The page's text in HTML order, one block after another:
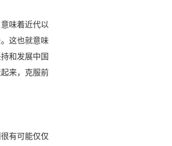
味着近代以
这也就意味
和发展中国
来，克服前
有可能仅仅